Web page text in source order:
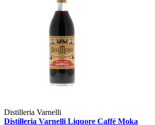
Distilleria Varnelli
Distilleria Varnelli Liquore Caffé Moka